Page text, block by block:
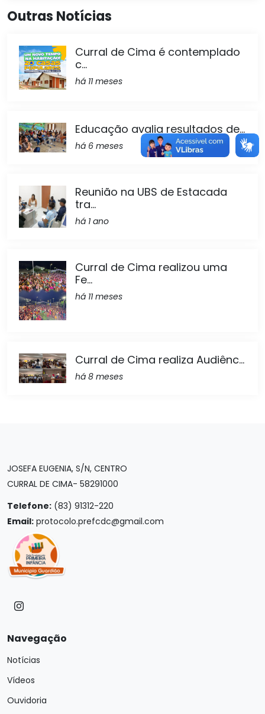
Outras Notícias
Curral de Cima é contemplado
c...
há 11 meses
Educação avalia resultados de...
há 6 meses
Reunião na UBS de Estacada
tra...
há 1 ano
Curral de Cima realizou uma
Fe...
há 11 meses
Curral de Cima realiza Audiênc...
há 8 meses
JOSEFA EUGENIA, S/N, CENTRO
CURRAL DE CIMA- 58291000
Telefone: (83) 91312-220
Email: protocolo.prefcdc@gmail.com
Navegação
Notícias
Vídeos
Ouvidoria